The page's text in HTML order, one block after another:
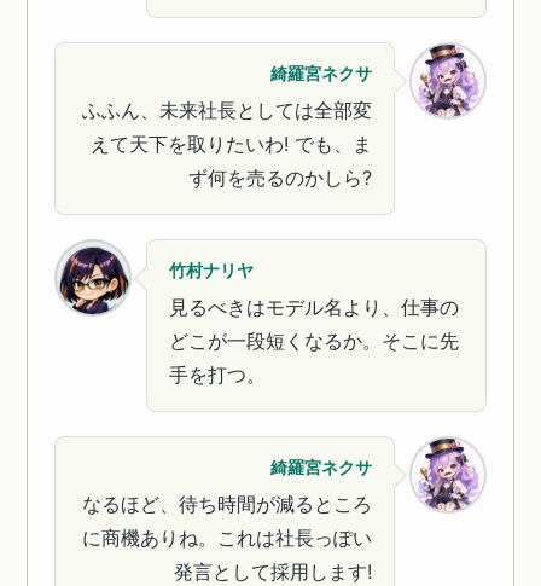
綺羅宮ネクサ
ふふん、未来社長としては全部変
えて天下を取りたいわ! でも、ま
ず何を売るのかしら?
竹村ナリヤ
見るべきはモデル名より、仕事の
どこが一段短くなるか。そこに先
手を打つ。
綺羅宮ネクサ
なるほど、待ち時間が減るところ
に商機ありね。これは社長っぽい
発言として採用します!